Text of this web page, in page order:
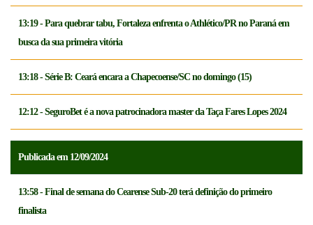
13:19 - Para quebrar tabu, Fortaleza enfrenta o Athlético/PR no Paraná em
busca da sua primeira vitória
13:18 - Série B: Ceará encara a Chapecoense/SC no domingo (15)
12:12 - SeguroBet é a nova patrocinadora master da Taça Fares Lopes 2024
Publicada em 12/09/2024
13:58 - Final de semana do Cearense Sub-20 terá definição do primeiro
finalista